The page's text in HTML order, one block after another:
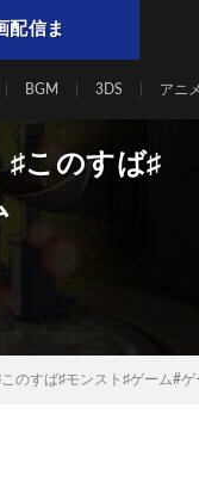
配信ま
BGM 3DS アニ
♯このすば♯
のすば♯モンスト♯ゲーム#ゲ